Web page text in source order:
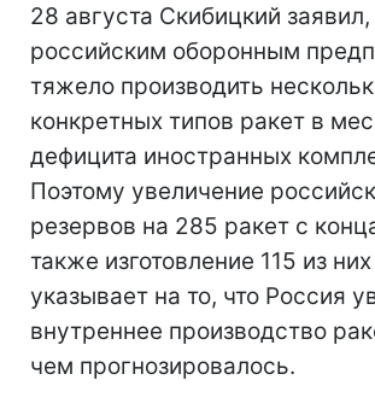
28 августа Скибицкий заявил,
российским оборонным
тяжело производить
конкретных типов ракет в
дефицита иностранных
Поэтому увеличение
резервов на 285 ракет с
также изготовление 115 из
указывает на то, что Россия
внутреннее производство
чем прогнозировалось.